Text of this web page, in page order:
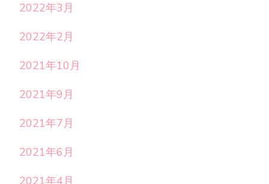
2022年3月
2022年2月
2021年10月
2021年9月
2021年7月
2021年6月